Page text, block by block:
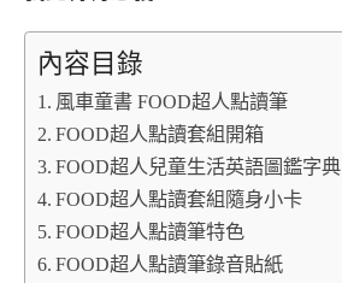
內容目錄
風車童書 FOOD超人點讀筆
FOOD超人點讀套組開箱
FOOD超人兒童生活英語圖鑑字典
FOOD超人點讀套組隨身小卡
FOOD超人點讀筆特色
FOOD超人點讀筆錄音貼紙